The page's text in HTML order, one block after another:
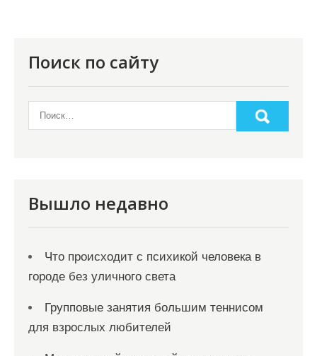
м
Поиск по сайту
Вышло недавно
Что происходит с психикой человека в
городе без уличного света
Групповые занятия большим теннисом
для взрослых любителей